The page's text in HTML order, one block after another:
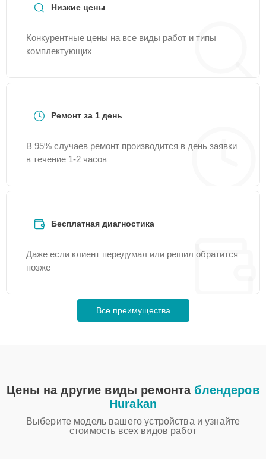
Низкие цены
Конкурентные цены на все виды работ и типы
комплектующих
Ремонт за 1 день
В 95% случаев ремонт производится в день заявки
в течение 1-2 часов
Бесплатная диагностика
Даже если клиент передумал или решил обратится
позже
Все преимущества
Цены на другие виды ремонта блендеров
Hurakan
Выберите модель вашего устройства и узнайте
стоимость всех видов работ